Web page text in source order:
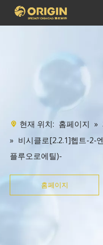
현재 위치: 홈페이지 »
» 비시클로[2.2.1]헵트-2-
플루오로에틸)-
홈페이지